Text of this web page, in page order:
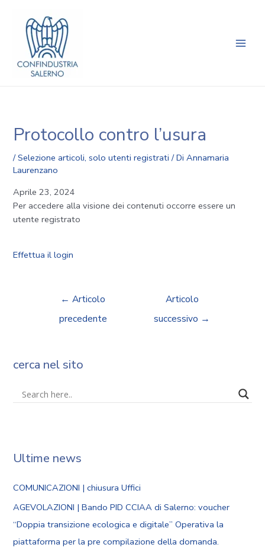
contenuto
Protocollo contro l’usura
/Selezione articoli,solo utenti registrati / DiAnnamaria
Laurenzano
Aprile 23, 2024
Per accedere alla visione dei contenuti occorre essere un
utente registrato
Effettua il login
articoli
← Articolo
precedente
Articolo
successivo →
cerca nel sito
Ultime news
COMUNICAZIONI | chiusura Uffici
AGEVOLAZIONI | Bando PID CCIAA di Salerno: voucher
“Doppia transizione ecologica e digitale” Operativa la
piattaforma per la pre compilazione della domanda.